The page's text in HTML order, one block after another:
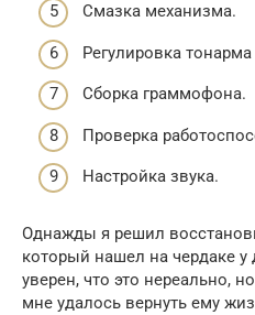
Смазка механизма.
Регулировка
Сборка граммофона.
Проверка
Настройка звука.
Однажды я решил
который нашел на чердаке
уверен, что это нереально,
мне удалось вернуть ему